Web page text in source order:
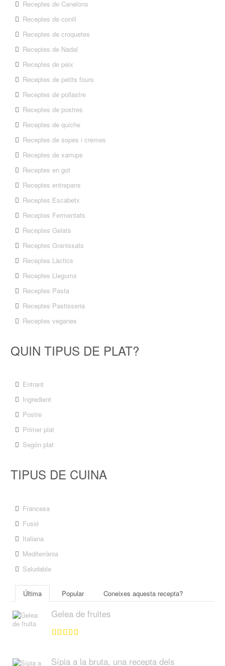
Receptes de Canelons
Receptes de conill
Receptes de croquetes
Receptes de Nadal
Receptes de peix
Receptes de petits fours
Receptes de pollastre
Receptes de postres
Receptes de quiche
Receptes de sopes i cremes
Receptes de xarrups
Receptes en got
Receptes entrepans
Receptes Escabetx
Receptes Fermentats
Receptes Gelats
Receptes Granissats
Receptes Làctics
Receptes Llegums
Receptes Pasta
Receptes Pastisseria
Receptes veganes
QUIN TIPUS DE PLAT?
Entrant
Ingredient
Postre
Primer plat
Segón plat
TIPUS DE CUINA
Francesa
Fusió
Italiana
Mediterrània
Saludable
Última Popular Coneixes aquesta recepta?
Gelea de fruites
Sípia a la bruta, una recepta dels